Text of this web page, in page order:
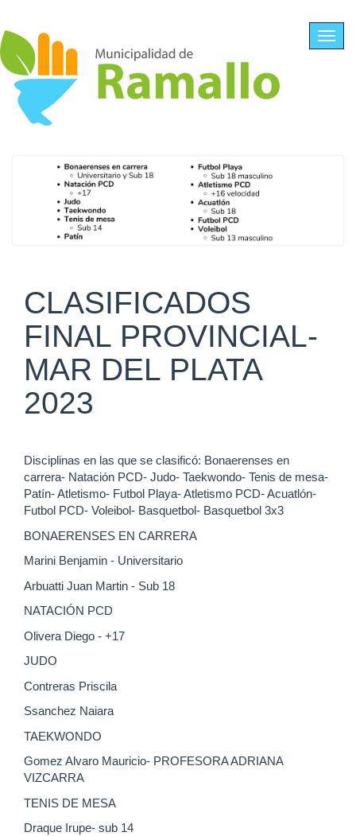
CLASIFICADOS
FINAL PROVINCIAL-
MAR DEL PLATA
2023
Disciplinas en las que se clasificó: Bonaerenses en
carrera- Natación PCD- Judo- Taekwondo- Tenis de mesa-
Patín- Atletismo- Futbol Playa- Atletismo PCD- Acuatlón-
Futbol PCD- Voleibol- Basquetbol- Basquetbol 3x3
BONAERENSES EN CARRERA
Marini Benjamin - Universitario
Arbuatti Juan Martin - Sub 18
NATACIÓN PCD
Olivera Diego - +17
JUDO
Contreras Priscila
Ssanchez Naiara
TAEKWONDO
Gomez Alvaro Mauricio- PROFESORA ADRIANA
VIZCARRA
TENIS DE MESA
Draque Irupe- sub 14